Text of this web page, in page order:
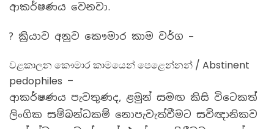
ආකර්ෂණය වෙනවා.
? ක්‍රියාව අනුව කෞමාර කාම වර්ග –
වළකාලන කෞමාර කාමයෙන් පෙළෙන්නන් / Abstinent
pedophiles –
ආකර්ෂණය පැවතුණද, ළමුන් සමඟ කිසි විටෙකත්
ලිංගික සම්බන්ධකම් නොපැවැත්වීමට සවිඥානිකව